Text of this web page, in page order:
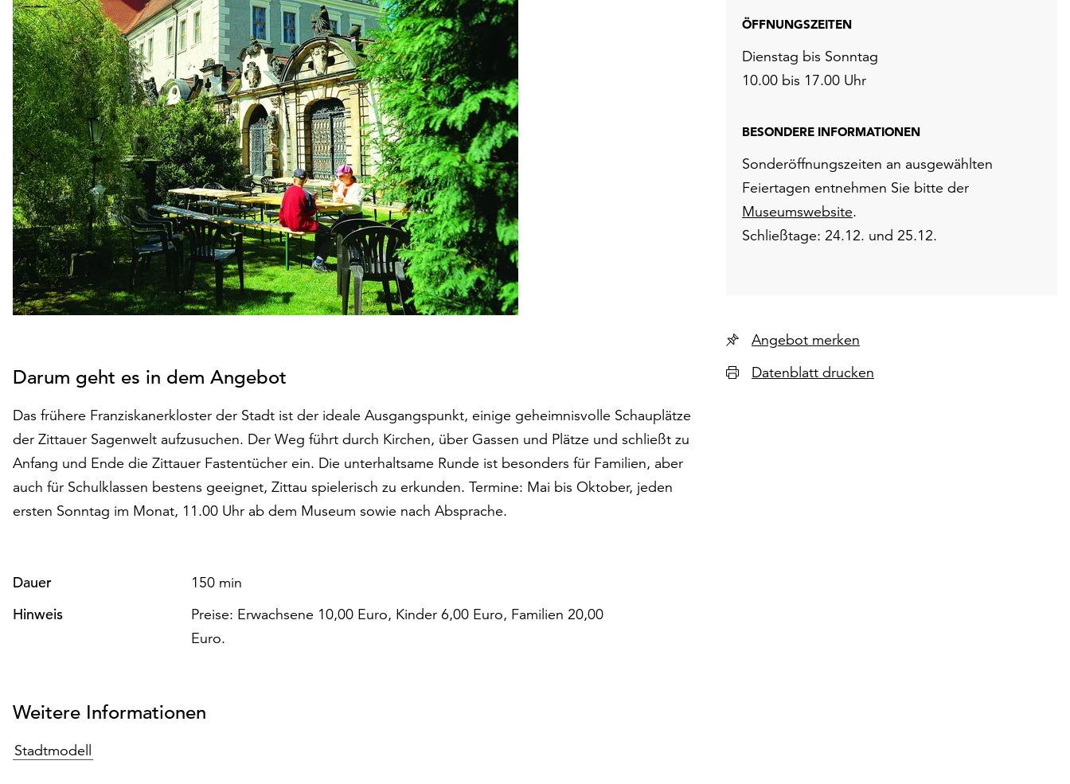
Darum geht es in dem Angebot
Das frühere Franziskanerkloster der Stadt ist der ideale Ausgangspunkt, einige geheimnisvolle Schauplätze
der Zittauer Sagenwelt aufzusuchen. Der Weg führt durch Kirchen, über Gassen und Plätze und schließt zu
Anfang und Ende die Zittauer Fastentücher ein. Die unterhaltsame Runde ist besonders für Familien, aber
auch für Schulklassen bestens geeignet, Zittau spielerisch zu erkunden. Termine: Mai bis Oktober, jeden
ersten Sonntag im Monat, 11.00 Uhr ab dem Museum sowie nach Absprache.
Dauer
150 min
Hinweis
Preise: Erwachsene 10,00 Euro, Kinder 6,00 Euro, Familien 20,00
Euro.
Weitere Informationen
Stadtmodell
ÖFFNUNGSZEITEN
Dienstag bis Sonntag
10.00 bis 17.00 Uhr
BESONDERE INFORMATIONEN
Sonderöffnungszeiten an ausgewählten
Feiertagen entnehmen Sie bitte der
Museumswebsite.
Schließtage: 24.12. und 25.12.
Angebot merken
Datenblatt drucken